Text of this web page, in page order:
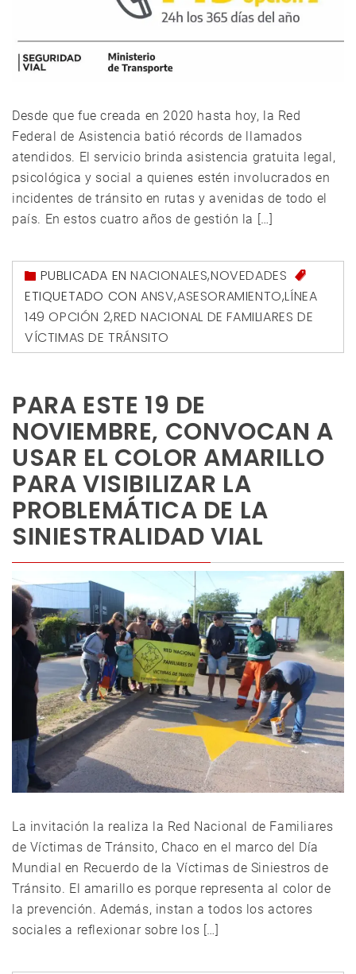
Desde que fue creada en 2020 hasta hoy, la Red
Federal de Asistencia batió récords de llamados
atendidos. El servicio brinda asistencia gratuita legal,
psicológica y social a quienes estén involucrados en
incidentes de tránsito en rutas y avenidas de todo el
país. En estos cuatro años de gestión la […]
PUBLICADA ENNACIONALES,NOVEDADES
ETIQUETADO CON ANSV,ASESORAMIENTO,LÍNEA
149 OPCIÓN 2,RED NACIONAL DE FAMILIARES DE
VÍCTIMAS DE TRÁNSITO
PARA ESTE 19 DE
NOVIEMBRE, CONVOCAN A
USAR EL COLOR AMARILLO
PARA VISIBILIZAR LA
PROBLEMÁTICA DE LA
SINIESTRALIDAD VIAL
La invitación la realiza la Red Nacional de Familiares
de Víctimas de Tránsito, Chaco en el marco del Día
Mundial en Recuerdo de la Víctimas de Siniestros de
Tránsito. El amarillo es porque representa al color de
la prevención. Además, instan a todos los actores
sociales a reflexionar sobre los […]